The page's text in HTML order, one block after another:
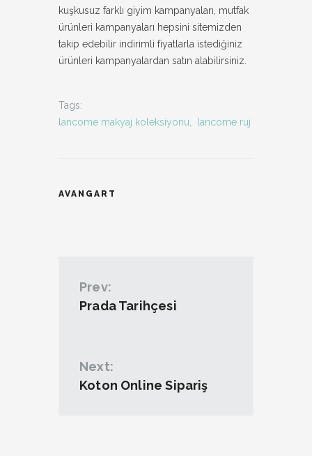
kuşkusuz farklı giyim kampanyaları, mutfak
ürünleri kampanyaları hepsini sitemizden
takip edebilir indirimli fiyatlarla istediğiniz
ürünleri kampanyalardan satın alabilirsiniz.
Tags:
lancome makyaj koleksiyonu
lancome ruj
AVANGART
Prev:
Prada Tarihçesi
Next:
Koton Online Sipariş